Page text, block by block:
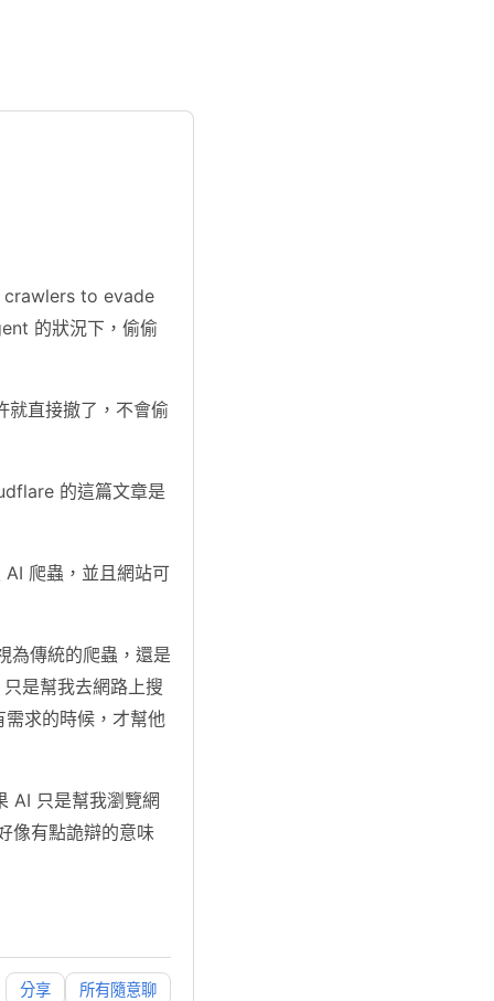
crawlers to evade
的狀況下，偷偷
直接撤了，不會偷
的這篇文章是
爬蟲，並且網站可
為傳統的爬蟲，還是
是幫我去網路上搜
求的時候，才幫他
AI 只是幫我瀏覽網
像有點詭辯的意味
分享 所有隨意聊